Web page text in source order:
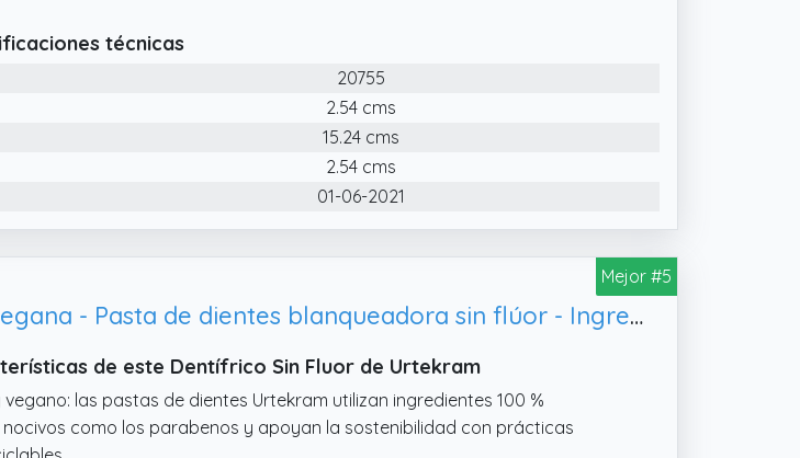
técnicas
20755
2.54 cms
15.24 cms
2.54 cms
01-06-2021
Mejor #5
Urtekram Pasta de dientes de menta fresca vegana - Pasta de dientes blanqueadora sin flúor - Ingredientes orgánicos y naturales - Urtekram Dental, 75 ml (paquete de 1)
de este Dentífrico Sin Fluor de Urtekram
las pastas de dientes Urtekram utilizan ingredientes 100 %
como los parabenos y apoyan la sostenibilidad con prácticas